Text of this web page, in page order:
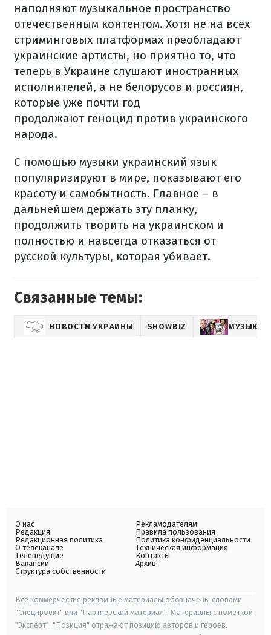
наполняют музыкальное пространство
отечественным контентом. Хотя не на всех
стриминговых платформах преобладают
украинские артисты, но приятно то, что
теперь в Украине слушают иностранных
исполнителей, а не белорусов и россиян,
которые уже почти год
продолжают геноцид против украинского
народа.
С помощью музыки украинский язык
популяризируют в мире, показывают его
красоту и самобытность. Главное – в
дальнейшем держать эту планку,
продолжить творить на украинском и
полностью и навсегда отказаться от
русской культуры, которая убивает.
Связанные темы:
НОВОСТИ УКРАИНЫ SHOWBIZ МУЗЫКА
О нас
Редакция
Редакционная политика
О телеканале
Телеведущие
Вакансии
Структура собственности
Рекламодателям
Правила пользования
Политика конфиденциальности
Техническая информация
Контакты
Архив
Все коммерческие рекламные материалы обозначены словами
"Спецпроект" или "Партнерский материал". Материалы с пометкой
"Эксперт", "Позиция" отражают позицию авторов и героев.